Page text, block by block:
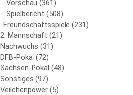
Vorschau (361)
Spielbericht (508)
Freundschaftsspiele (231)
2. Mannschaft (21)
Nachwuchs (31)
DFB-Pokal (72)
Sachsen-Pokal (48)
Sonstiges (97)
Veilchenpower (5)